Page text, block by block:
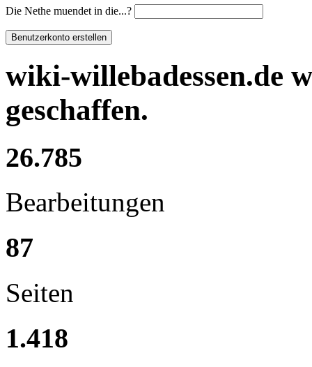
Die Nethe muendet in die...?
wiki-willebadessen.de
geschaffen.
26.785
Bearbeitungen
87
Seiten
1.418